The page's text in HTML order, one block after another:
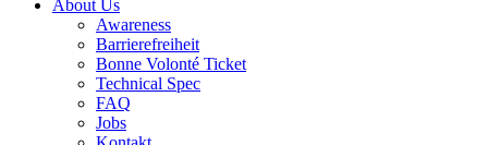
About Us
Awareness
Barrierefreiheit
Bonne Volonté Ticket
Technical Spec
FAQ
Jobs